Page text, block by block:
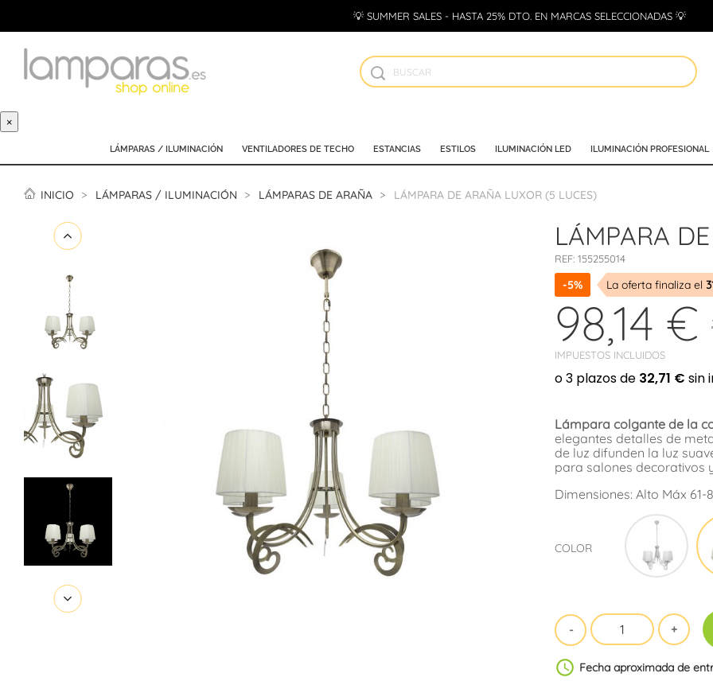
💡 SUMMER SALES - HASTA 25% DTO. EN MARCAS SELECCIONADAS 💡
×
LÁMPARAS / ILUMINACIÓN VENTILADORES DE TECHO ESTANCIAS ESTILOS ILUMINACIÓN LED ILUMINACIÓN PROFESIONAL
INICIO LÁMPARAS / ILUMINACIÓN LÁMPARAS DE ARAÑA LÁMPARA DE ARAÑA LUXOR (5 LUCES)
LÁMPARA
REF: 155255014
-5% La oferta finaliza el
98,14 €
IMPUESTOS INCLUIDOS
Lámpara colgante de la
elegantes detalles de
de luz difunden la luz
para salones decorativos
Dimensiones: Alto Máx 61-
COLOR
schedule Fecha aproximada de